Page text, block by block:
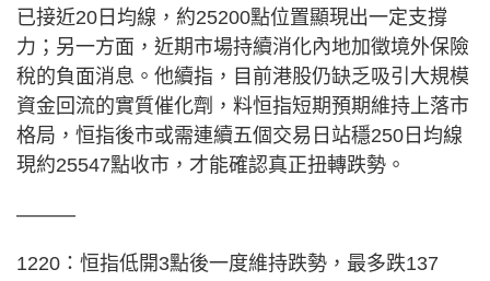
已接近20日均線，約25200點位置顯現出一定支撐
力；另一方面，近期市場持續消化內地加徵境外保險
稅的負面消息。他續指，目前港股仍缺乏吸引大規模
資金回流的實質催化劑，料恒指短期預期維持上落市
格局，恒指後市或需連續五個交易日站穩250日均線
現約25547點收市，才能確認真正扭轉跌勢。
———
1220：恒指低開3點後一度維持跌勢，最多跌137